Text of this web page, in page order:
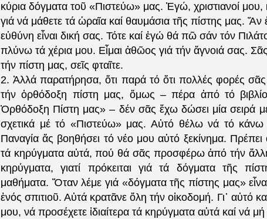
κύρια δόγματα τοῦ «Πιστεύω» μας. Ἐγώ, χριστιανοί
γιά νά μάθετε τά ὡραῖα καί θαυμάσια τῆς πίστης μας. Ἄν
εὐθύνη εἶναι δική σας. Τότε καί ἐγώ θά πῶ σάν τόν
πλύνω τά χέρια μου. Εἶμαι ἀθῶος γιά τήν ἄγνοιά σας.
τήν πίστη μας, σεῖς φταῖτε.
2. Ἀλλά παρατήρησα, ὅτι παρά τό ὅτι πολλές φορές
τήν ὀρθόδοξη πίστη μας, ὅμως – πέρα ἀπό τό
Ὀρθόδοξη Πίστη μας» – δέν σᾶς ἔχω δώσει μία σειρά
σχετικά μέ τό «Πιστεύω» μας. Αὐτό θέλω νά τό
Παναγία ἄς βοηθήσει τό νέο μου αὐτό ξεκίνημα.
τά κηρύγματα αὐτά, πού θά σᾶς προσφέρω ἀπό τήν
κηρύγματα, γιατί πρόκειται γιά τά δόγματα τῆς
μαθήματα. Ὅταν λέμε γιά «δόγματα τῆς πίστης μας»
ἑνός σπιτιοῦ. Αὐτά κρατᾶνε ὅλη τήν οἰκοδομή. Γι᾽ αὐτό
μου, νά προσέχετε ἰδιαίτερα τά κηρύγματα αὐτά καί νά μή